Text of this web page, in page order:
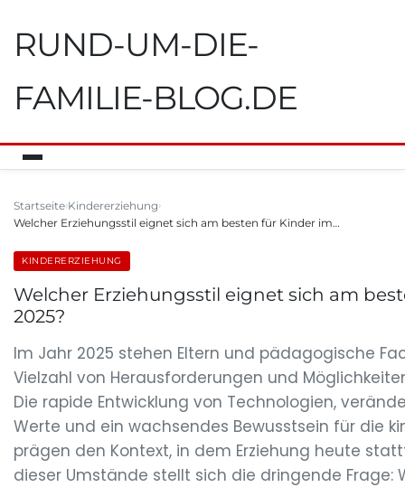
RUND-UM-DIE-
FAMILIE-BLOG.DE
Startseite Kindererziehung
Welcher Erziehungsstil eignet sich am besten für Kinder im…
KINDERERZIEHUNG
Welcher Erziehungsstil eignet sich am
2025?
Im Jahr 2025 stehen Eltern und pädagogische
Vielzahl von Herausforderungen und
Die rapide Entwicklung von Technologien,
Werte und ein wachsendes Bewusstsein für die
prägen den Kontext, in dem Erziehung heute
dieser Umstände stellt sich die dringende Frage: